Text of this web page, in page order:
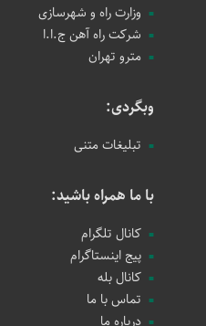
وزارت راه و شهرسازی
شرکت راه آهن ج.ا.ا
مترو تهران
وبگردی:
تبلیغات متنی
با ما همراه باشید:
کانال تلگرام
پیج اینستاگرام
کانال بله
تماس با ما
درباره ما